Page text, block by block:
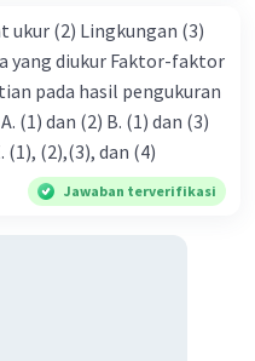
ukur (2) Lingkungan (3)
yang diukur Faktor-faktor
pada hasil pengukuran
dan (4) D. (1), (2), dan (3) E. (1), (2),(3), dan (4)
Jawaban terverifikasi